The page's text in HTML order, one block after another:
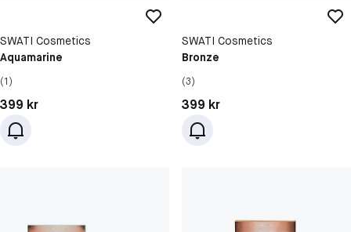
SWATI Cosmetics
Aquamarine
(1)
Pris: 399 kr
399 kr
SWATI Cosmetics
Bronze
(3)
Pris: 399 kr
399 kr